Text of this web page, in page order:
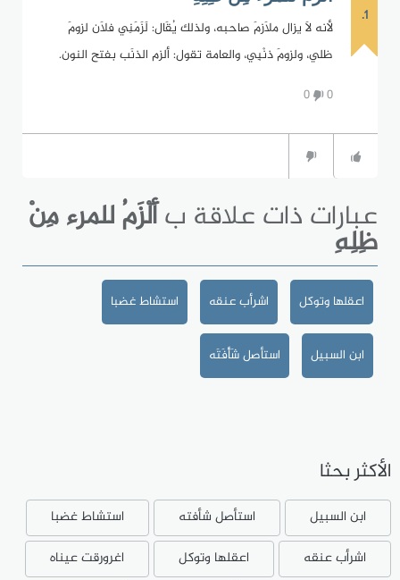
1.
لأنه لاَ يزال ملاَزمَ صاحبه، ولذلك يُقَال: لَزَمَنِي فلاَن لزومَ
ظلي، ولزومَ ذنْبِي، والعامة تقول: ألزم الذنَب بفتح النون.
0
0
عبارات ذات علاقة بأَلْزَمُ للمرء مِنْ
ظِلِهِ
اعقلها وتوكل اشرأب عنقه استشاط غضبا
ابن السبيل استأصل شَأْفَتَه
الأكثر بحثا
ابن السبيل استأصل شأفته
استشاط غضبا
اشرأب عنقه
اعقلها وتوكل
اغرورقت عيناه